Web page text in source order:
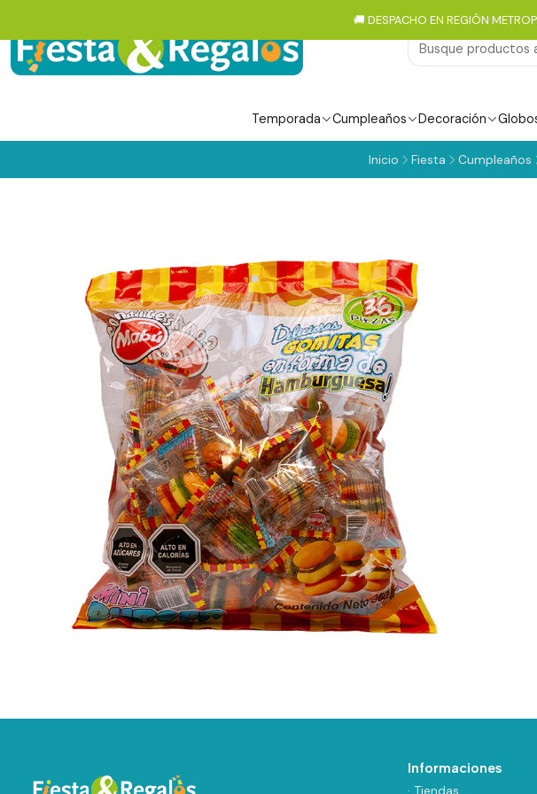
Temporada Cumpleaños Decoración
🚚 DESPACHO EN REGIÓN
Inicio Fiesta Cumpleaños
Informaciones
· Tiendas